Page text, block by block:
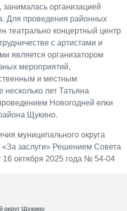
организацией
Для проведения районных
театрально концертный центр
с артистами и
является организатором
мероприятий,
и местным
лет Татьяна
Новогодней елки
Щукино.
муниципального округа
заслуги» Решением Совета
октября 2025 года № 54-04
округ Щукино